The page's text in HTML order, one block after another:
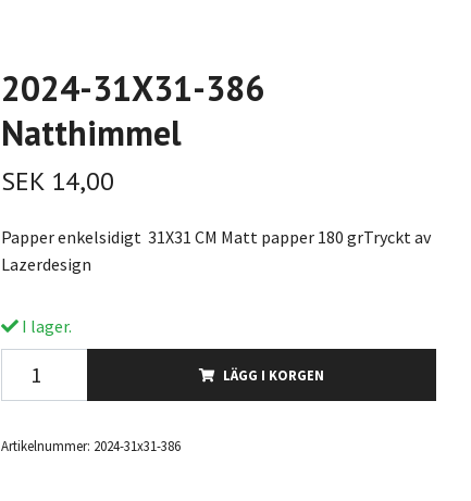
2024-31X31-386
Natthimmel
SEK 14,00
Papper enkelsidigt 31X31 CM Matt papper 180 grTryckt av
Lazerdesign
I lager.
LÄGG I KORGEN
Artikelnummer: 2024-31x31-386